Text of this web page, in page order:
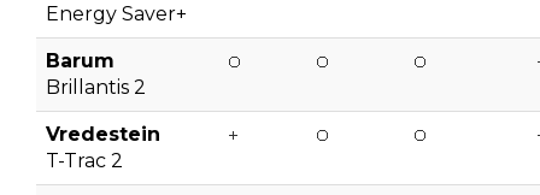
Energy Saver+
Barum
Brillantis 2
Vredestein
T-Trac 2